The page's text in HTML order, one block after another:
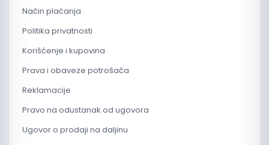
Način plaćanja
Politika privatnosti
Korišćenje i kupovina
Prava i obaveze potrošača
Reklamacije
Pravo na odustanak od ugovora
Ugovor o prodaji na daljinu